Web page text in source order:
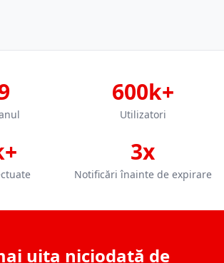
600k+
Utilizatori
3x
Notificări înainte de expirare
uita niciodată de